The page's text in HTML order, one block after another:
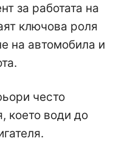
за работата на
ключова роля
на автомобила и
често
което води до